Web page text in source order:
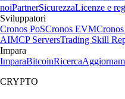
noiPartnerSicurezzaLicenze e
Sviluppatori
Cronos PoSCronos EVM
AIMCP ServersTrading Skill
Impara
ImparaBitcoinRicerca
CRYPTO